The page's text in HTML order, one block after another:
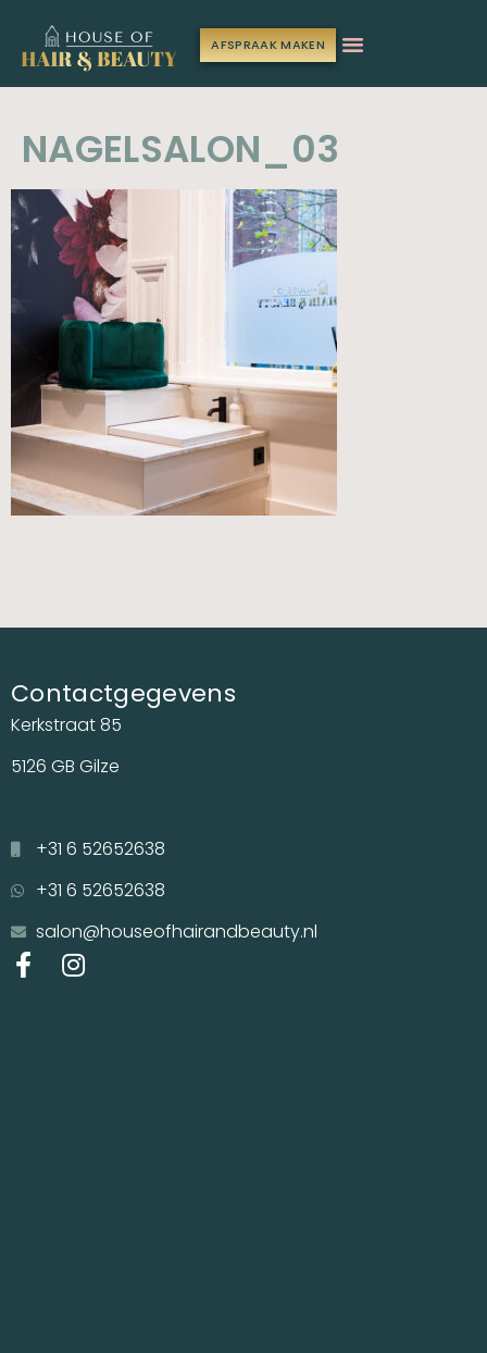
AFSPRAAK MAKEN
NAGELSALON_03
Contactgegevens
Kerkstraat 85
5126 GB Gilze
+31 6 52652638
+31 6 52652638
salon@houseofhairandbeauty.nl